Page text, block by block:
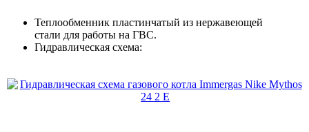
Теплообменник пластинчатый из нержавеющей
стали для работы на ГВС.
Гидравлическая схема: